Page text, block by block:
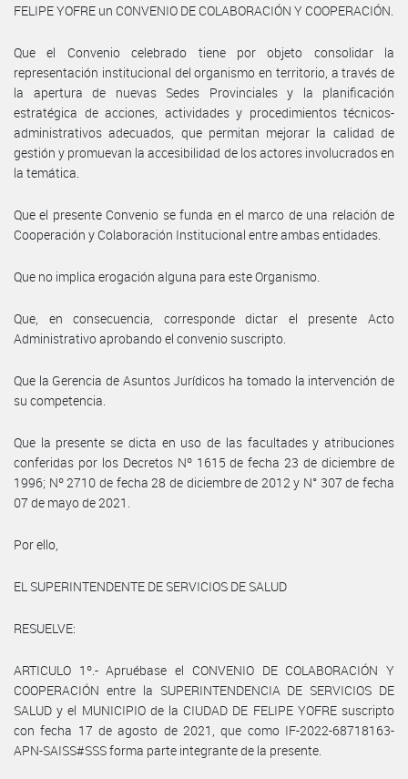
FELIPE YOFRE un CONVENIO DE COLABORACIÓN Y COOPERACIÓN.
Que el Convenio celebrado tiene por objeto consolidar la
representación institucional del organismo en territorio, a través de
la apertura de nuevas Sedes Provinciales y la planificación
estratégica de acciones, actividades y procedimientos técnicos-
administrativos adecuados, que permitan mejorar la calidad de
gestión y promuevan la accesibilidad de los actores involucrados en
la temática.
Que el presente Convenio se funda en el marco de una relación de
Cooperación y Colaboración Institucional entre ambas entidades.
Que no implica erogación alguna para este Organismo.
Que, en consecuencia, corresponde dictar el presente Acto
Administrativo aprobando el convenio suscripto.
Que la Gerencia de Asuntos Jurídicos ha tomado la intervención de
su competencia.
Que la presente se dicta en uso de las facultades y atribuciones
conferidas por los Decretos Nº 1615 de fecha 23 de diciembre de
1996; Nº 2710 de fecha 28 de diciembre de 2012 y N° 307 de fecha
07 de mayo de 2021.
Por ello,
EL SUPERINTENDENTE DE SERVICIOS DE SALUD
RESUELVE:
ARTICULO 1º.- Apruébase el CONVENIO DE COLABORACIÓN Y
COOPERACIÓN entre la SUPERINTENDENCIA DE SERVICIOS DE
SALUD y el MUNICIPIO de la CIUDAD DE FELIPE YOFRE suscripto
con fecha 17 de agosto de 2021, que como IF-2022-68718163-
APN-SAISS#SSS forma parte integrante de la presente.